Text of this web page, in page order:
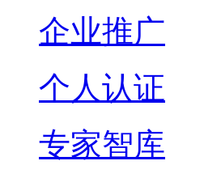
企业推广
个人认证
专家智库